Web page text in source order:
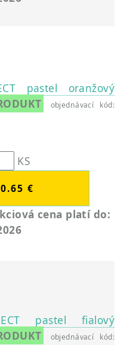
pastel oranžový
objednávací kód:
KS
cena platí do:
pastel fialový
objednávací kód: